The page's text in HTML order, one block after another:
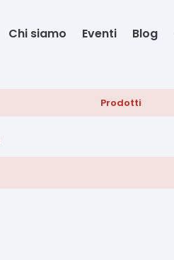
Chi siamo Eventi Blog
Prodotti